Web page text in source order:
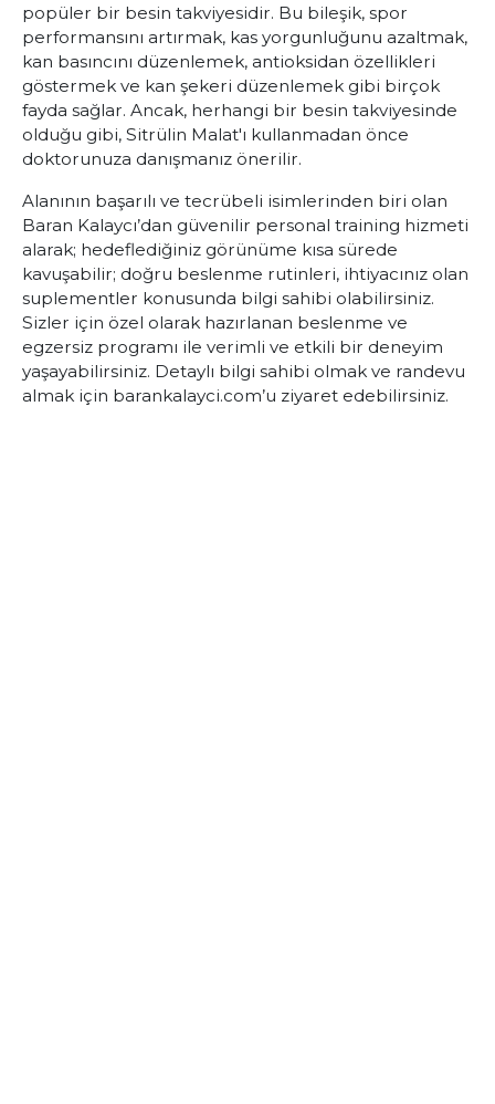
popüler bir besin takviyesidir. Bu bileşik, spor
performansını artırmak, kas yorgunluğunu azaltmak,
kan basıncını düzenlemek, antioksidan özellikleri
göstermek ve kan şekeri düzenlemek gibi birçok
fayda sağlar. Ancak, herhangi bir besin takviyesinde
olduğu gibi, Sitrülin Malat'ı kullanmadan önce
doktorunuza danışmanız önerilir.
Alanının başarılı ve tecrübeli isimlerinden biri olan
Baran Kalaycı’dan güvenilir personal training hizmeti
alarak; hedeflediğiniz görünüme kısa sürede
kavuşabilir; doğru beslenme rutinleri, ihtiyacınız olan
suplementler konusunda bilgi sahibi olabilirsiniz.
Sizler için özel olarak hazırlanan beslenme ve
egzersiz programı ile verimli ve etkili bir deneyim
yaşayabilirsiniz. Detaylı bilgi sahibi olmak ve randevu
almak için barankalayci.com’u ziyaret edebilirsiniz.